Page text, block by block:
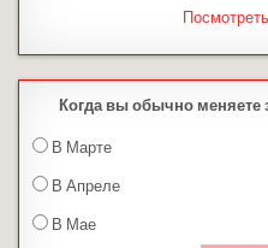
Когда вы обычно
В Марте
В Апреле
В Мае